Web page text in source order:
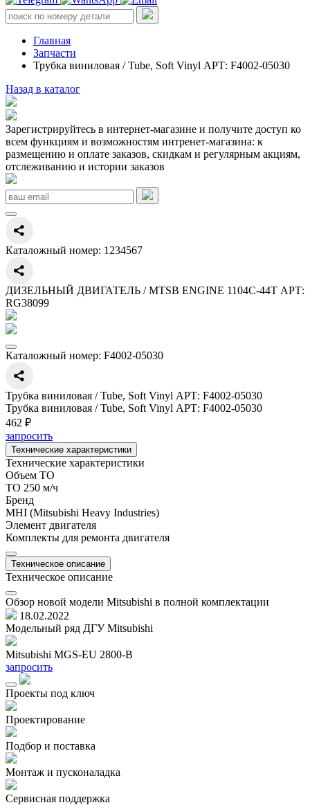
Главная
Запчасти
Трубка виниловая / Tube, Soft Vinyl АРТ: F4002-05030
Назад в каталог
Зарегистрируйтесь в интернет-магазине и получите доступ ко
всем функциям и возможностям интренет-магазина: к
размещению и оплате заказов, скидкам и регулярным акциям,
отслеживанию и истории заказов
Каталожный номер: 1234567
ДИЗЕЛЬНЫЙ ДВИГАТЕЛЬ / MTSB ENGINE 1104C-44T АРТ:
RG38099
Каталожный номер: F4002-05030
Трубка виниловая / Tube, Soft Vinyl АРТ: F4002-05030
Трубка виниловая / Tube, Soft Vinyl АРТ: F4002-05030
462 ₽
запросить
Технические характеристики
Технические характеристики
Объем ТО
ТО 250 м/ч
Бренд
MHI (Mitsubishi Heavy Industries)
Элемент двигателя
Комплекты для ремонта двигателя
Техническое описание
Техническое описание
Обзор новой модели Mitsubishi в полной комплектации
18.02.2022
Модельный ряд ДГУ Mitsubishi
Mitsubishi MGS-EU 2800-B
запросить
Проекты под ключ
Проектирование
Подбор и поставка
Монтаж и пусконаладка
Сервисная поддержка